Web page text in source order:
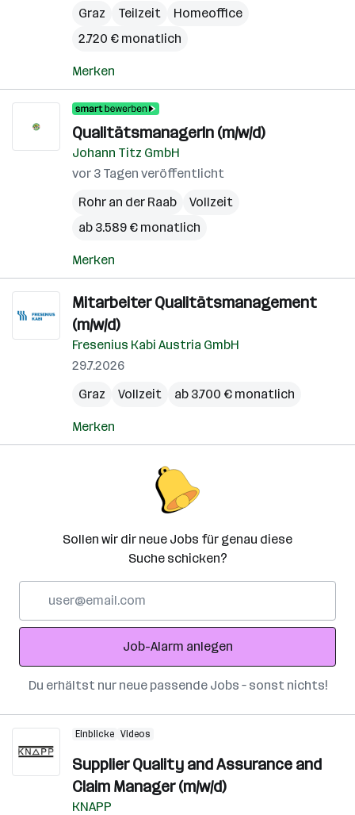
Graz
Teilzeit
Homeoffice
2.720 € monatlich
Merken
QualitätsmanagerIn (m/w/d)
Johann Titz GmbH
vor 3 Tagen veröffentlicht
Rohr an der Raab
Vollzeit
ab 3.589 € monatlich
Merken
Mitarbeiter Qualitätsmanagement
(m/w/d)
Fresenius Kabi Austria GmbH
29.7.2026
Graz
Vollzeit ab 3.700 € monatlich
Merken
Sollen wir dir neue Jobs für genau diese
Suche schicken?
Adresse
Job-Alarm anlegen
Du erhältst nur neue passende Jobs – sonst nichts!
Einblicke Videos
Supplier Quality and Assurance and
Claim Manager (m/w/d)
KNAPP